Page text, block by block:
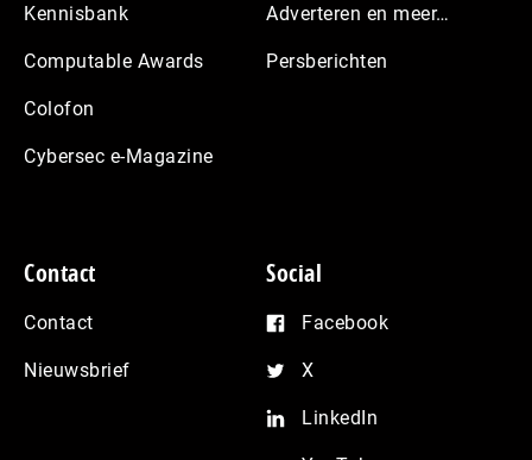
Kennisbank
Computable Awards
Colofon
Cybersec e-Magazine
Adverteren en meer…
Persberichten
Contact
Contact
Nieuwsbrief
Social
Facebook
X
LinkedIn